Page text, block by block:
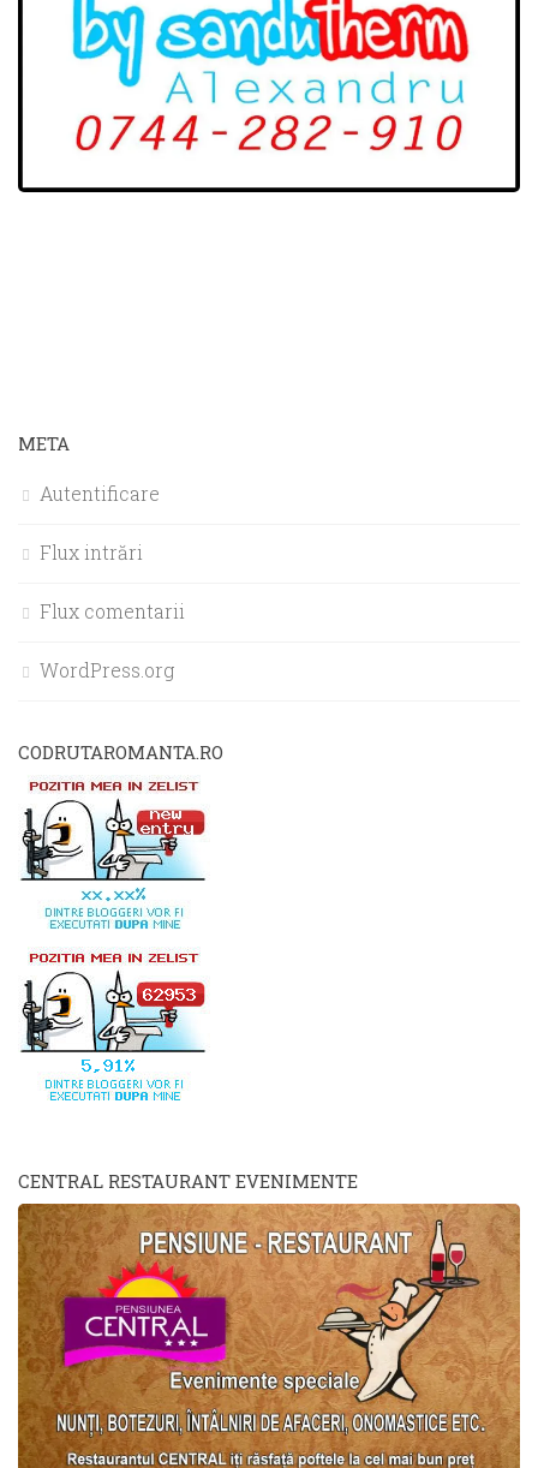
META
Autentificare
Flux intrări
Flux comentarii
WordPress.org
CODRUTAROMANTA.RO
CENTRAL RESTAURANT EVENIMENTE